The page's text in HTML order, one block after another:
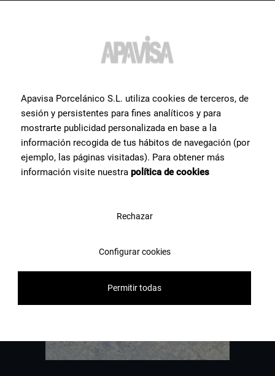
¿Quieres más información o
con algún producto?
que contamos en Apavisa Porcelánico. Te asesoramos y
ayudamos en lo que necesites para hacer tu proyecto de
arquitectura, interiorismo o reforma.
Contáctanos
Apavisa Porcelánico S.L. utiliza cookies de terceros, de
sesión y persistentes para fines analíticos y para
mostrarte publicidad personalizada en base a la
información recogida de tus hábitos de navegación (por
ejemplo, las páginas visitadas). Para obtener más
información visite nuestra política de cookies
Rechazar
Configurar cookies
Permitir todas